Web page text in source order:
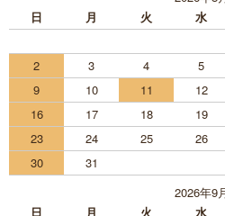
日
月 火 水
2
3 4 5
9
10 11 12
16
17 18 19
23
24 25 26
30
31
2026年9
日
月 火 水